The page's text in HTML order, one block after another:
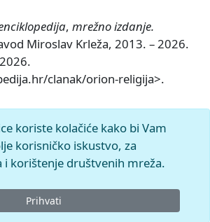
, mrežno izdanje.
Miroslav Krleža, 2013. – 2026.
clanak/orion-religija>.
koriste kolačiće kako bi Vam
korisničko iskustvo, za
i korištenje društvenih mreža.
Prihvati
zavodMiroslav Krleža